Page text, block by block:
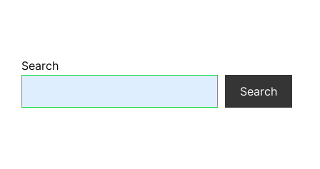
Search
Search